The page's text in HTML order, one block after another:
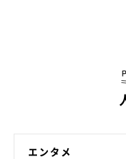
エンタメ